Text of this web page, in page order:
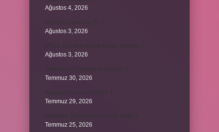
Ağustos 4, 2026
Ağustos 3, 2026
Ağustos 3, 2026
Temmuz 30, 2026
Temmuz 29, 2026
Temmuz 25, 2026